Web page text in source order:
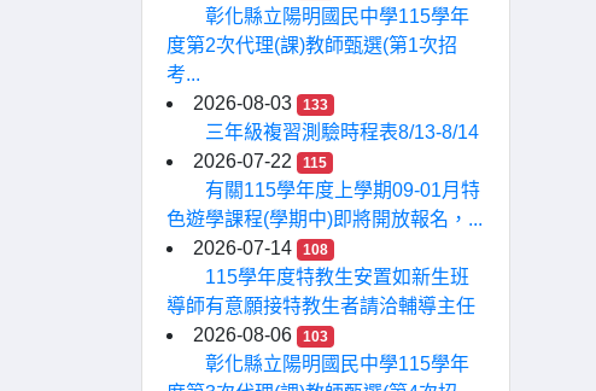
彰化縣立陽明國民中學115學年
度第2次代理(課)教師甄選(第1次招
考...
2026-08-03
133
三年級複習測驗時程表8/13-8/14
2026-07-22
115
有關115學年度上學期09-01月特
色遊學課程(學期中)即將開放報名，...
2026-07-14
108
115學年度特教生安置如新生班
導師有意願接特教生者請洽輔導主任
2026-08-06
103
彰化縣立陽明國民中學115學年